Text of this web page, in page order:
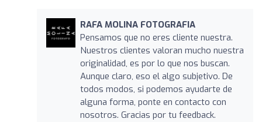
RAFA MOLINA FOTOGRAFIA
Pensamos que no eres cliente nuestra.
Nuestros clientes valoran mucho nuestra
originalidad, es por lo que nos buscan.
Aunque claro, eso el algo subjetivo. De
todos modos, si podemos ayudarte de
alguna forma, ponte en contacto con
nosotros. Gracias por tu feedback.